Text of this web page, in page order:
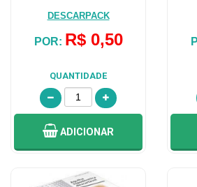
DESCARPACK
POR: R$ 0,50
QUANTIDADE
ADICIONAR